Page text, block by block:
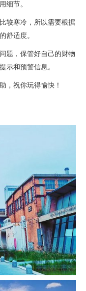
细节。
较寒冷，所以需要根据
舒适度。
题，保管好自己的财物
示和预警信息。
，祝你玩得愉快！